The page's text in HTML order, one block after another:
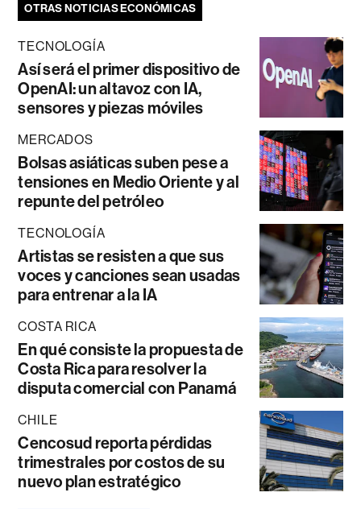
OTRAS NOTICIAS ECONÓMICAS
TECNOLOGÍA
Así será el primer dispositivo de
OpenAI: un altavoz con IA,
sensores y piezas móviles
MERCADOS
Bolsas asiáticas suben pese a
tensiones en Medio Oriente y al
repunte del petróleo
TECNOLOGÍA
Artistas se resisten a que sus
voces y canciones sean usadas
para entrenar a la IA
COSTA RICA
En qué consiste la propuesta de
Costa Rica para resolver la
disputa comercial con Panamá
CHILE
Cencosud reporta pérdidas
trimestrales por costos de su
nuevo plan estratégico